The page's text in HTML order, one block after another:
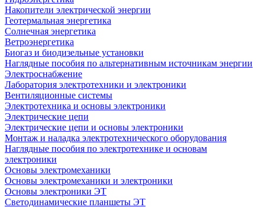
Накопители электрической энергии
Геотермальная энергетика
Солнечная энергетика
Ветроэнергетика
Биогаз и биодизельные установки
Наглядные пособия по альтернативным источникам энергии
Электроснабжение
Лаборатория электротехники и электроники
Вентиляционные системы
Электротехника и основы электроники
Электрические цепи
Электрические цепи и основы электроники
Монтаж и наладка электротехнического оборудования
Наглядные пособия по электротехнике и основам
электроники
Основы электромеханики
Основы электромеханики и электроники
Основы электроники ЭТ
Светодинамические планшеты ЭТ